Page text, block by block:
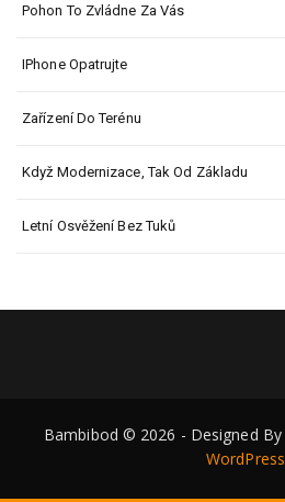
Pohon To Zvládne Za Vás
IPhone Opatrujte
Zařízení Do Terénu
Když Modernizace, Tak Od Základu
Letní Osvěžení Bez Tuků
Bambibod © 2026 - Designed By
WordPress